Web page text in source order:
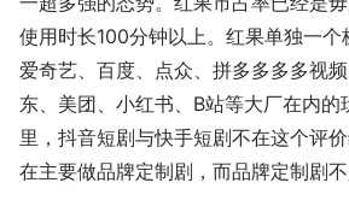
使用时长100分钟以上。红果单独一个
爱奇艺、百度、点众、拼多多多多视
东、美团、小红书、B站等大厂在内的
里，抖音短剧与快手短剧不在这个评
在主要做品牌定制剧，而品牌定制剧不